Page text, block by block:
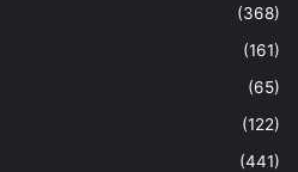
(368)
(161)
(65)
(122)
(441)